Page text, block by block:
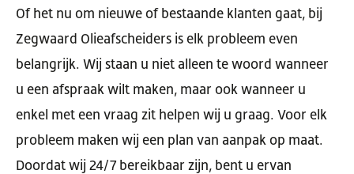
Of het nu om nieuwe of bestaande klanten gaat, bij
Zegwaard Olieafscheiders is elk probleem even
belangrijk. Wij staan u niet alleen te woord wanneer
u een afspraak wilt maken, maar ook wanneer u
enkel met een vraag zit helpen wij u graag. Voor elk
probleem maken wij een plan van aanpak op maat.
Doordat wij 24/7 bereikbaar zijn, bent u ervan